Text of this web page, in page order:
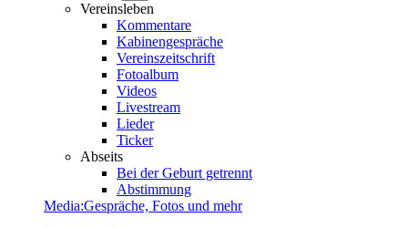
Vereinsleben
Kommentare
Kabinengespräche
Vereinszeitschrift
Fotoalbum
Videos
Livestream
Lieder
Ticker
Abseits
Bei der Geburt getrennt
Abstimmung
Media:Gespräche, Fotos und mehr